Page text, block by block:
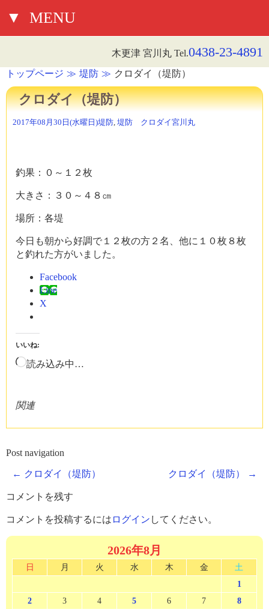
▼ MENU
木更津 宮川丸 Tel.0438-23-4891
トップページ 堤防 クロダイ（堤防）
クロダイ（堤防）
2017年08月30日(水曜日)堤防, 堤防 クロダイ宮川丸
釣果：０～１２枚
大きさ：３０～４８㎝
場所：各堤
今日も朝から好調で１２枚の方２名、他に１０枚８枚
と釣れた方がいました。
Facebook
Line
X
いいね:
読み込み中…
関連
Post navigation
← クロダイ（堤防） クロダイ（堤防） →
コメントを残す
コメントを投稿するには ログイン してください。
2026年8月
日 月 火 水 木 金
土
1
2
3 4 5 6 7
8